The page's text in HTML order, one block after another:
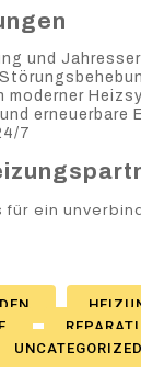
und
moderner
erneuerbare
7
für ein
UNCATEGORIZED